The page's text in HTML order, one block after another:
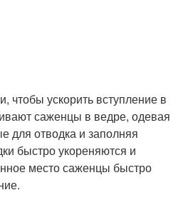
чтобы ускорить вступление в
саженцы в ведре, одевая
для отводка и заполняя
быстро укореняются и
место саженцы быстро